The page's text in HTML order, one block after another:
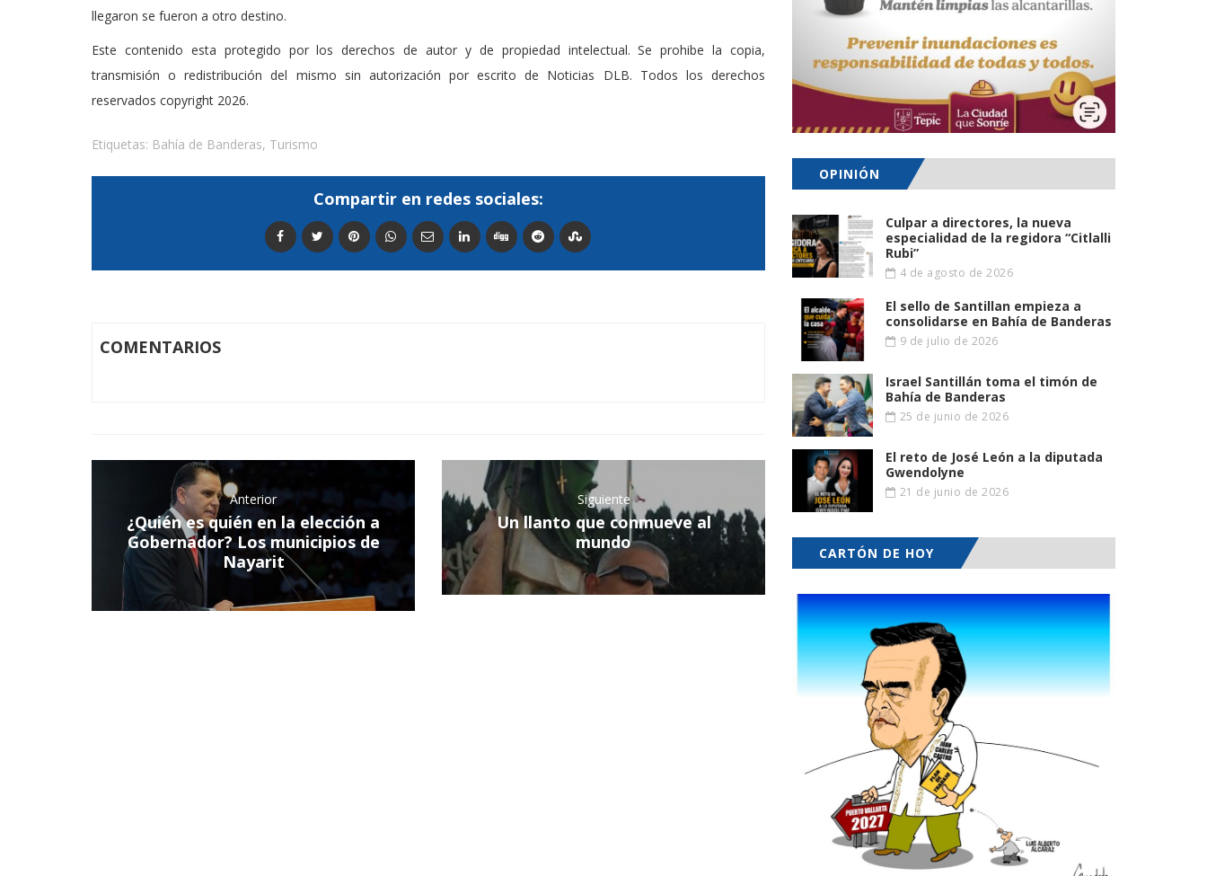
llegaron se fueron a otro destino.
Este contenido esta protegido por los derechos de autor y de propiedad intelectual. Se prohibe la copia,
transmisión o redistribución del mismo sin autorización por escrito de Noticias DLB. Todos los derechos
reservados copyright 2026.
Etiquetas: Bahía de Banderas, Turismo
Compartir en redes sociales:
COMENTARIOS
Anterior
¿Quién es quién en la elección a
Gobernador? Los municipios de
Nayarit
Siguiente
Un llanto que conmueve al
mundo
OPINIÓN
Culpar a directores, la nueva
especialidad de la regidora “Citlalli
Rubi”
4 de agosto de 2026
El sello de Santillan empieza a
consolidarse en Bahía de Banderas
9 de julio de 2026
Israel Santillán toma el timón de
Bahía de Banderas
25 de junio de 2026
El reto de José León a la diputada
Gwendolyne
21 de junio de 2026
CARTÓN DE HOY